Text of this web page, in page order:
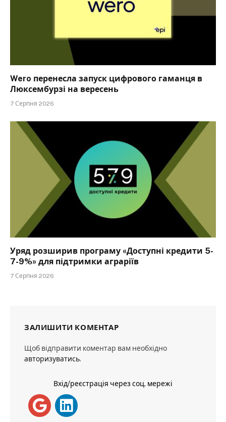
Wero перенесла запуск цифрового гаманця в
Люксембурзі на вересень
7 Серпня 2026
Уряд розширив програму «Доступні кредити 5-
7-9%» для підтримки аграріїв
7 Серпня 2026
ЗАЛИШИТИ КОМЕНТАР
Щоб відправити коментар вам необхідно
авторизуватись.
Вхід/реєстрація через соц. мережі